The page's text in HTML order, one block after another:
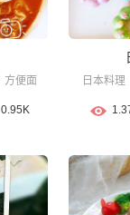
方便面
0.95K
日本料理